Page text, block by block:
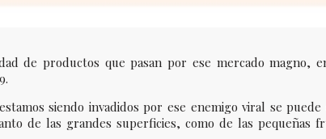
de productos que pasan por ese mercado magno,
siendo invadidos por ese enemigo viral se
de las grandes superficies, como de las pequeñas